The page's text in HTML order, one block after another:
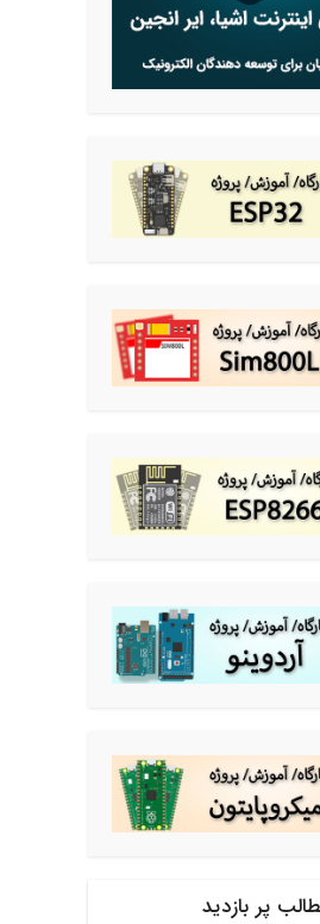
پر بازدید